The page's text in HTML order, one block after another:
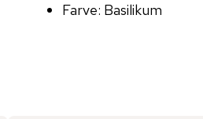
Farve: Basilikum